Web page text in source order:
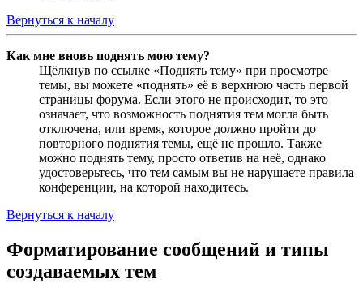
Вернуться к началу
Как мне вновь поднять мою тему?
Щёлкнув по ссылке «Поднять тему» при просмотре
темы, вы можете «поднять» её в верхнюю часть первой
страницы форума. Если этого не происходит, то это
означает, что возможность поднятия тем могла быть
отключена, или время, которое должно пройти до
повторного поднятия темы, ещё не прошло. Также
можно поднять тему, просто ответив на неё, однако
удостоверьтесь, что тем самым вы не нарушаете правила
конференции, на которой находитесь.
Вернуться к началу
Форматирование сообщений и типы
создаваемых тем